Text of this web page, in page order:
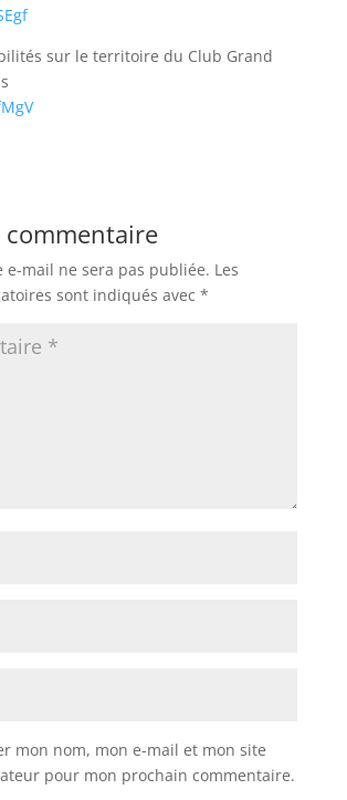
sur le territoire du Club Grand
commentaire
e-mail ne sera pas publiée. Les
sont indiqués avec *
mon nom, mon e-mail et mon site
pour mon prochain commentaire.